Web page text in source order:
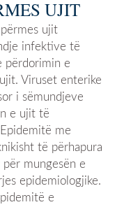
UJIT
ujit
infektive të
përdorimin e
Viruset enterike
i sëmundjeve
e ujit të
me
të përhapura
mungesën e
epidemiologjike.
e